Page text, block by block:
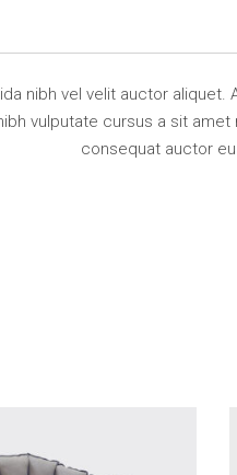
nibh vel velit auctor
vulputate cursus a sit
consequat auctor